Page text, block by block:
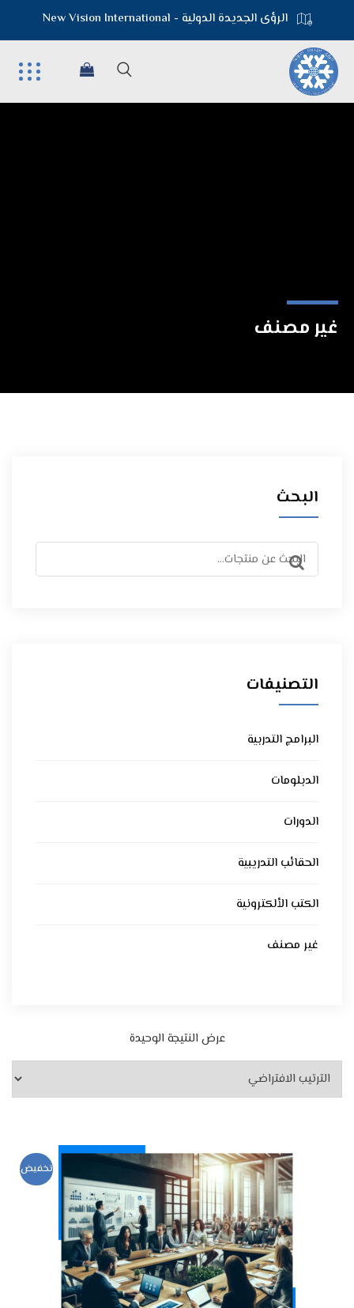
الرؤى الجديدة الدولية - New Vision International
غير مصنف
البحث
البحث
عن:
التصنيفات
البرامج التدربية
الدبلومات
الدورات
الحقائب التدريبية
الكتب الألكترونية
غير مصنف
عرض النتيجة الوحيدة
تخفيض!